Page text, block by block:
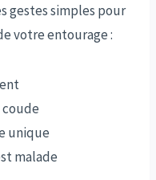
gestes simples pour
votre entourage :
coude
unique
malade